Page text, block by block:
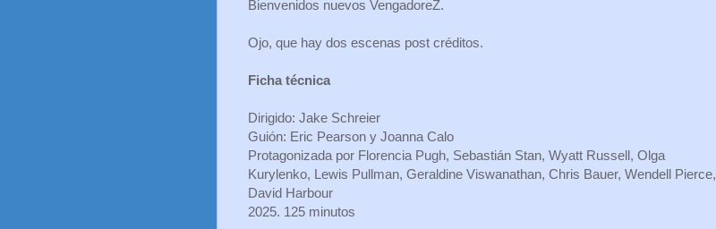
Bienvenidos nuevos VengadoreZ.
Ojo, que hay dos escenas post créditos.
Ficha técnica
Dirigido: Jake Schreier
Guión: Eric Pearson y Joanna Calo
Protagonizada por Florencia Pugh, Sebastián Stan, Wyatt Russell, Olga
Kurylenko, Lewis Pullman, Geraldine Viswanathan, Chris Bauer, Wendell Pierce,
David Harbour
2025. 125 minutos